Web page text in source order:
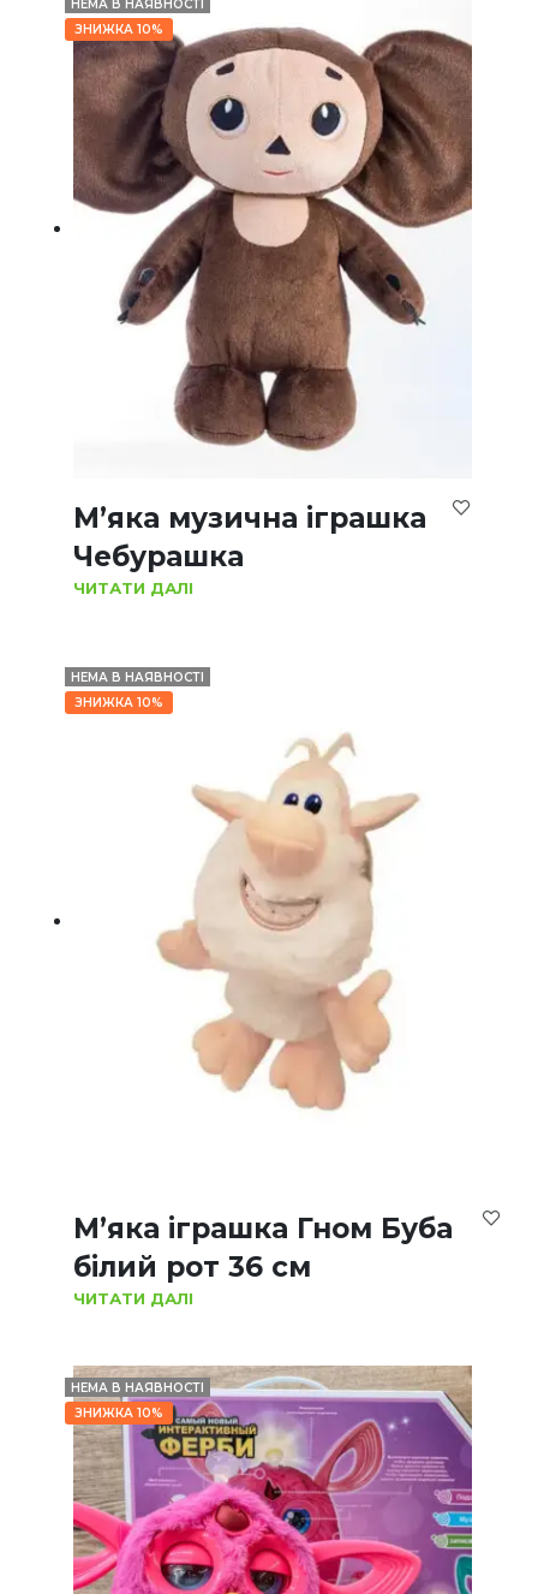
НЕМА В НАЯВНОСТІ
ЗНИЖКА 10%
М’яка музична іграшка
Чебурашка
ЧИТАТИ ДАЛІ
НЕМА В НАЯВНОСТІ
ЗНИЖКА 10%
М’яка іграшка Гном Буба
білий рот 36 см
ЧИТАТИ ДАЛІ
НЕМА В НАЯВНОСТІ
ЗНИЖКА 10%